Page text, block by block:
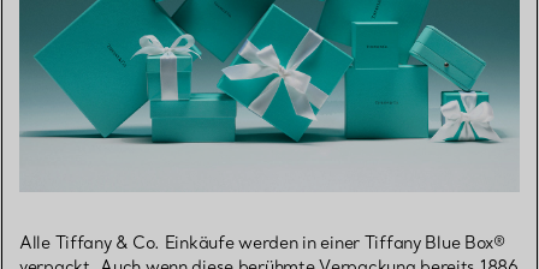
Alle Tiffany & Co. Einkäufe werden in einer Tiffany Blue Box®